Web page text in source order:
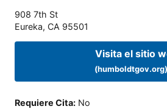
908 7th St
Eureka, CA 95501
Visita el sitio
(humboldtgov.org)
Requiere Cita: No